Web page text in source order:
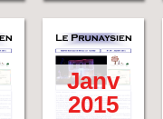
Janv
2015